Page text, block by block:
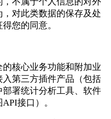
对此类数据的保存及处
您的同意。
核心业务功能和附加业
第三方插件产品（包括
署统计分析工具、软件
接口）。